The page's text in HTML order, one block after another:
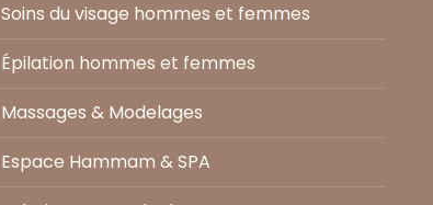
Soins du visage hommes et femmes
Épilation hommes et femmes
Massages & Modelages
Espace Hammam & SPA